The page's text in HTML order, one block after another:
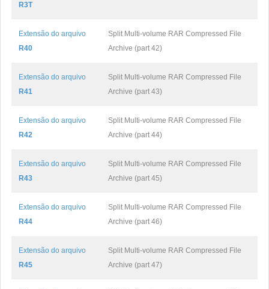
R3T
Extensão do arquivo
R40
Split Multi-volume RAR Compressed File
Archive (part 42)
Extensão do arquivo
R41
Split Multi-volume RAR Compressed File
Archive (part 43)
Extensão do arquivo
R42
Split Multi-volume RAR Compressed File
Archive (part 44)
Extensão do arquivo
R43
Split Multi-volume RAR Compressed File
Archive (part 45)
Extensão do arquivo
R44
Split Multi-volume RAR Compressed File
Archive (part 46)
Extensão do arquivo
R45
Split Multi-volume RAR Compressed File
Archive (part 47)